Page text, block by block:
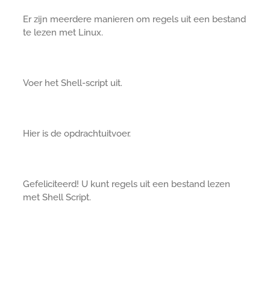
Er zijn meerdere manieren om regels uit een bestand
te lezen met Linux.
Voer het Shell-script uit.
Hier is de opdrachtuitvoer.
Gefeliciteerd! U kunt regels uit een bestand lezen
met Shell Script.